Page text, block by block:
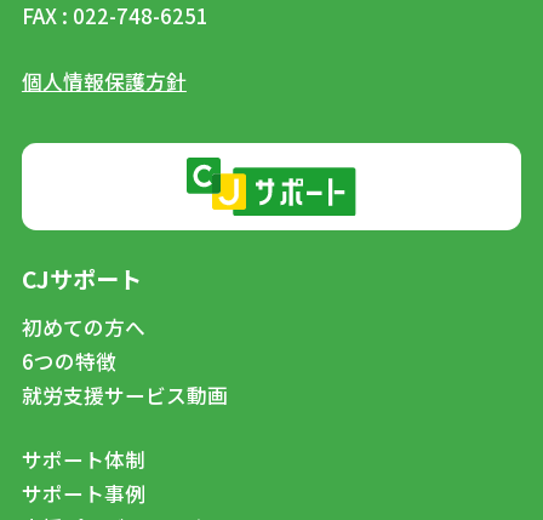
FAX : 022-748-6251
個人情報保護方針
CJサポート
初めての方へ
6つの特徴
就労支援サービス動画
サポート体制
サポート事例